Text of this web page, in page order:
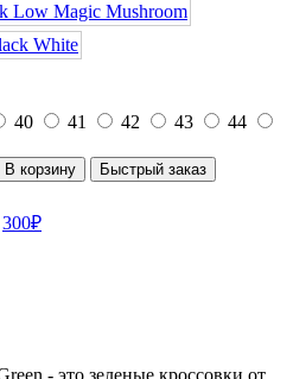
40 41 42 43
44
В корзину
Быстрый заказ
300₽
- это зеленые кроссовки от